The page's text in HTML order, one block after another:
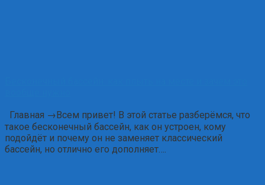
Главная →Всем привет! В этой статье разберёмся, что
такое бесконечный бассейн, как он устроен, кому
подойдёт и почему он не заменяет классический
бассейн, но отлично его дополняет….